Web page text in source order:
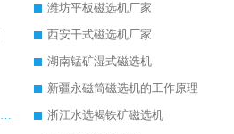
潍坊平板磁选机厂家
西安干式磁选机厂家
湖南锰矿湿式磁选机
新疆永磁筒磁选机的工作原理
山东永磁筒式磁选机是不是强磁
浙江水选褐铁矿磁选机